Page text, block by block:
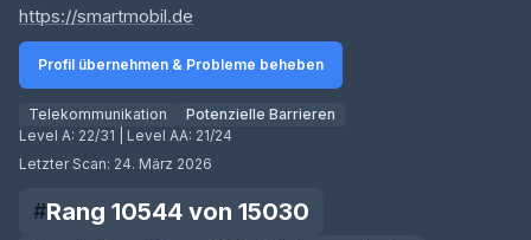
https://smartmobil.de
Profil übernehmen & Probleme beheben
Telekommunikation
Potenzielle Barrieren
Level A: 22/31 | Level AA: 21/24
Letzter Scan: 24. März 2026
#Rang 10544 von 15030